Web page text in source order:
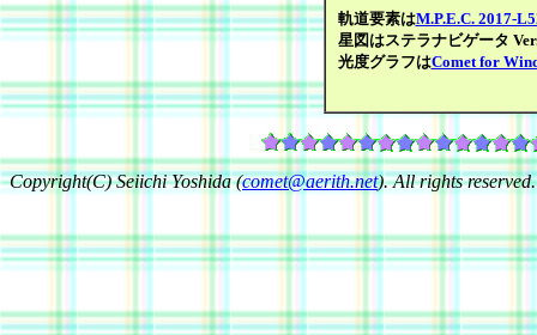
軌道要素はM.P.E.C. 2017-
星図はステラナビゲータ
光度グラフはComet for
Copyright(C) Seiichi Yoshida (comet@aerith.net). All rights reserved.